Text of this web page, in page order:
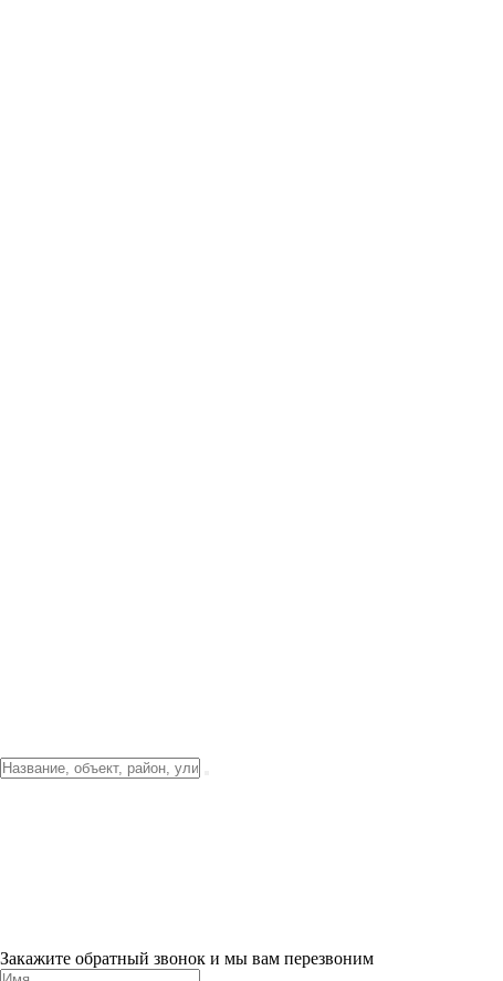
Закажите обратный звонок и мы вам перезвоним